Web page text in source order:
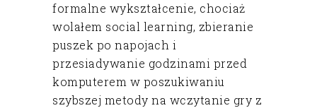
formalne wykształcenie, chociaż
wolałem social learning, zbieranie
puszek po napojach i
przesiadywanie godzinami przed
komputerem w poszukiwaniu
szybszej metody na wczytanie gry z